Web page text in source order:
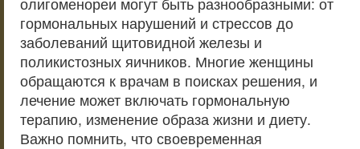
гормональных нарушений и стрессов до
заболеваний щитовидной железы и
поликистозных яичников. Многие женщины
обращаются к врачам в поисках решения, и
лечение может включать гормональную
терапию, изменение образа жизни и диету.
Важно помнить, что своевременная